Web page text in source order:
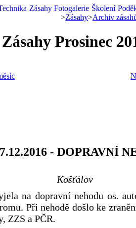
Zásahy Fotogalerie Školení
>Zásahy>Archiv
Zásahy Prosinec
- DOPRAVNÍ
Košťálov
na dopravní nehodu os.
Při nehodě došlo ke
ZZS a PČR.